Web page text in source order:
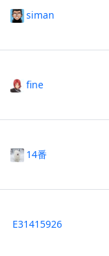
siman
fine
14番
E31415926